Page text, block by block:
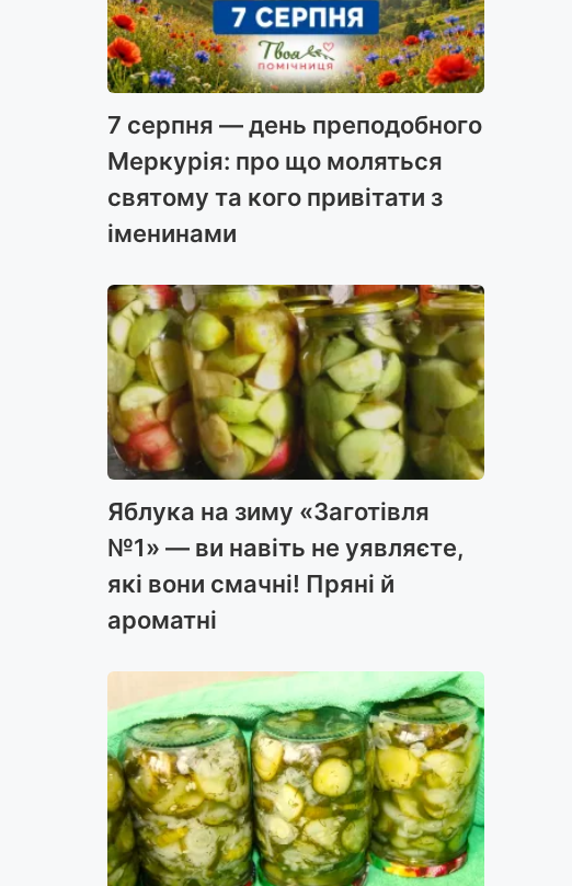
7 серпня — день преподобного
Меркурія: про що моляться
святому та кого привітати з
іменинами
Яблука на зиму «Заготівля
№1» — ви навіть не уявляєте,
які вони смачні! Пряні й
ароматні